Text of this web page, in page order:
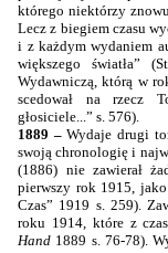
którego niektórzy
Lecz z biegiem czasu
i z każdym wydaniem
większego światła”
Wydawniczą, którą w
scedował na rzecz
głosiciele...” s. 576).
1889 –Wydaje drugi
swoją chronologię i
(1886) nie zawierał
pierwszy rok 1915, jako
Czas” 1919 s. 259).
roku 1914, które z
Hand 1889 s. 76-78).